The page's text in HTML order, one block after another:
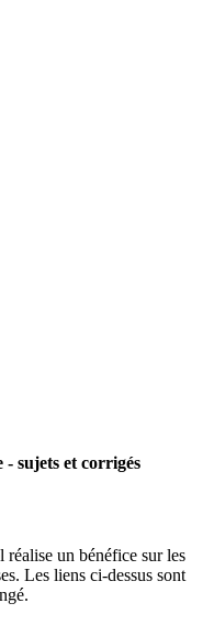
- sujets et corrigés
un bénéfice sur les
Les liens ci-dessus sont